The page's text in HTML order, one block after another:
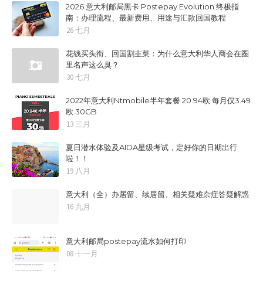
2026 意大利邮局黑卡 Postepay Evolution 终极指
南：办理流程、最新费用、用途与汇款回国教程
26 七月
花钱买头衔、回国割韭菜：为什么意大利华人商会在圈
里名声这么臭？
30 七月
2022年意大利Ntmobile半年套餐 20.94欧 每月仅3.49
欧 30GB
13 三月
夏日潜水体验及AIDA星级考试，定好你的日期出行
啦！！
19 八月
意大利（全）办居留、续居留、相关疑难杂症答疑解惑
16 九月
意大利邮局postepay流水如何打印
08 十一月